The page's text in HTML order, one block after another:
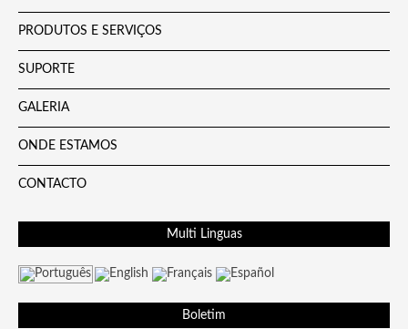
PRODUTOS E SERVIÇOS
SUPORTE
GALERIA
ONDE ESTAMOS
CONTACTO
Multi Linguas
Boletim